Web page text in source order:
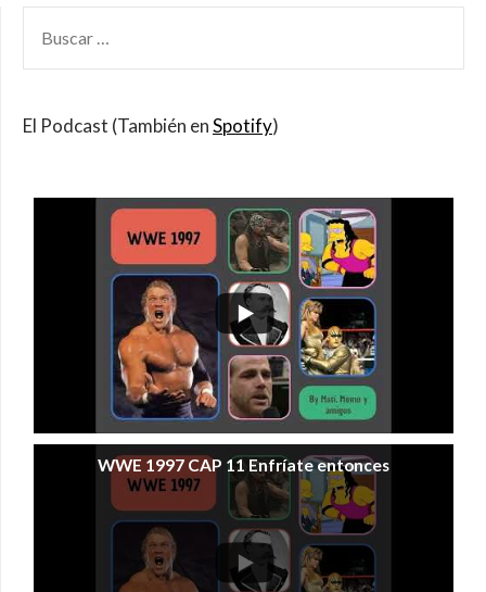
POR:
El Podcast (También enSpotify)
WWE 1997 CAP 11 Enfríate entonces